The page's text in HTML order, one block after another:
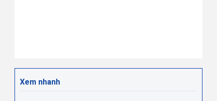
Xem nhanh